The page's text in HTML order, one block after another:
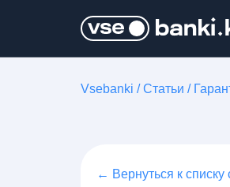
Vsebanki /Статьи /
← Вернуться к списку